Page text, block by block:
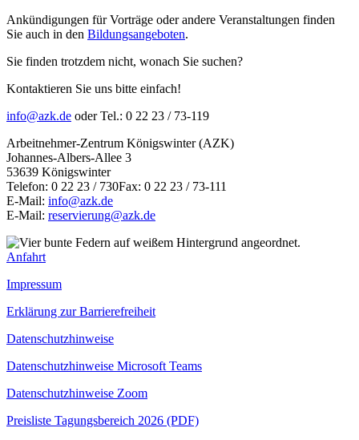
Ankündigungen für Vorträge oder andere Veranstaltungen finden
Sie auch in den Bildungsangeboten.
Sie finden trotzdem nicht, wonach Sie suchen?
Kontaktieren Sie uns bitte einfach!
info@azk.de oder Tel.: 0 22 23 / 73-119
Arbeitnehmer-Zentrum Königswinter (AZK)
Johannes-Albers-Allee 3
53639 Königswinter
Telefon: 0 22 23 / 730Fax: 0 22 23 / 73-111
E-Mail: info@azk.de
E-Mail: reservierung@azk.de
Anfahrt
Impressum
Erklärung zur Barrierefreiheit
Datenschutzhinweise
Datenschutzhinweise Microsoft Teams
Datenschutzhinweise Zoom
Preisliste Tagungsbereich 2026 (PDF)